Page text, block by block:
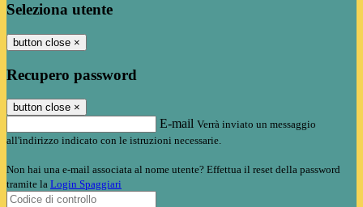
Seleziona utente
button close ×
Recupero password
button close ×
E-mail Verrà inviato un messaggio
all'indirizzo indicato con le istruzioni necessarie.
Non hai una e-mail associata al nome utente? Effettua il reset della password
tramite la Login Spaggiari